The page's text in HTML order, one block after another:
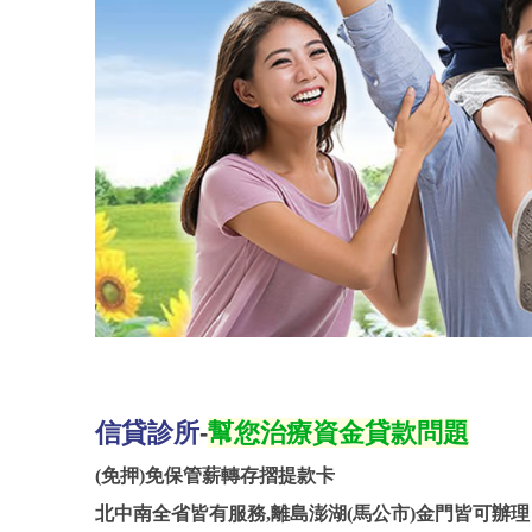
信貸診所-幫您治療資金貸款問題
(免押)免保管薪轉存摺提款卡
北中南全省皆有服務,離島澎湖(馬公市)金門皆可辦理